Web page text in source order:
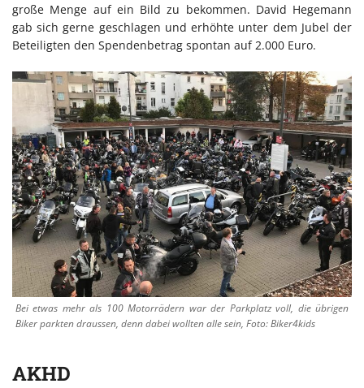
große Menge auf ein Bild zu bekommen. David Hegemann
gab sich gerne geschlagen und erhöhte unter dem Jubel der
Beteiligten den Spendenbetrag spontan auf 2.000 Euro.
Bei etwas mehr als 100 Motorrädern war der Parkplatz voll, die übrigen
Biker parkten draussen, denn dabei wollten alle sein, Foto: Biker4kids
AKHD